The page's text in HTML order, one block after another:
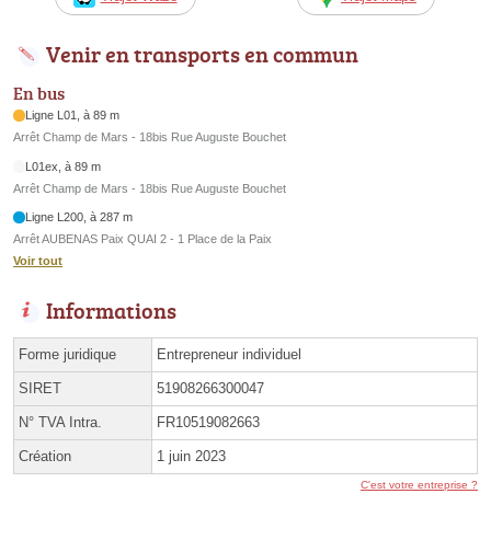
Venir en transports en commun
En bus
Ligne L01, à 89 m
Arrêt Champ de Mars - 18bis Rue Auguste Bouchet
L01ex, à 89 m
Arrêt Champ de Mars - 18bis Rue Auguste Bouchet
Ligne L200, à 287 m
Arrêt AUBENAS Paix QUAI 2 - 1 Place de la Paix
Voir tout
Informations
Forme juridique Entrepreneur individuel
SIRET 51908266300047
N° TVA Intra. FR10519082663
Création 1 juin 2023
C'est votre entreprise ?